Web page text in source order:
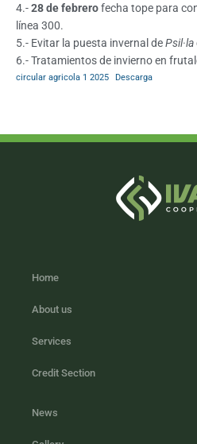
4.-28 de febrerofecha tope para
línea 300.
5.- Evitar la puesta invernal dePsil·la
6.- Tratamientos de invierno en
circular agricola 1 2025 Descarga
Home
About us
Services
Credit Section
News